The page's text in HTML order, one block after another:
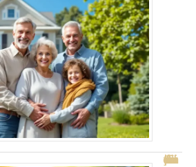
Se débarrasser des fourmis : 5 astuces naturelles pour votre jardin